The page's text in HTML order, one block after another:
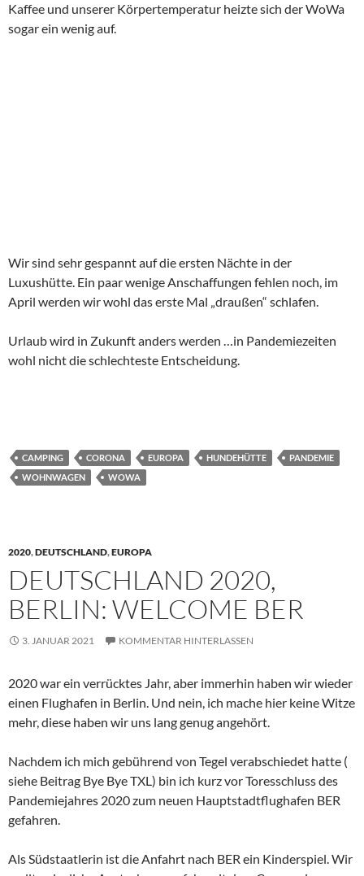
Kaffee und unserer Körpertemperatur heizte sich der WoWa
sogar ein wenig auf.
Wir sind sehr gespannt auf die ersten Nächte in der
Luxushütte. Ein paar wenige Anschaffungen fehlen noch, im
April werden wir wohl das erste Mal „draußen“ schlafen.
Urlaub wird in Zukunft anders werden …in Pandemiezeiten
wohl nicht die schlechteste Entscheidung.
CAMPING CORONA EUROPA HUNDEHÜTTE
PANDEMIE
WOHNWAGEN
WOWA
2020,DEUTSCHLAND,EUROPA
DEUTSCHLAND 2020,
BERLIN: WELCOME BER
3. JANUAR 2021 KOMMENTAR HINTERLASSEN
2020 war ein verrücktes Jahr, aber immerhin haben wir wieder
einen Flughafen in Berlin. Und nein, ich mache hier keine Witze
mehr, diese haben wir uns lang genug angehört.
Nachdem ich mich gebührend von Tegel verabschiedet hatte (
siehe Beitrag Bye Bye TXL) bin ich kurz vor Toresschluss des
Pandemiejahres 2020 zum neuen Hauptstadtflughafen BER
gefahren.
Als Südstaatlerin ist die Anfahrt nach BER ein Kinderspiel. Wir